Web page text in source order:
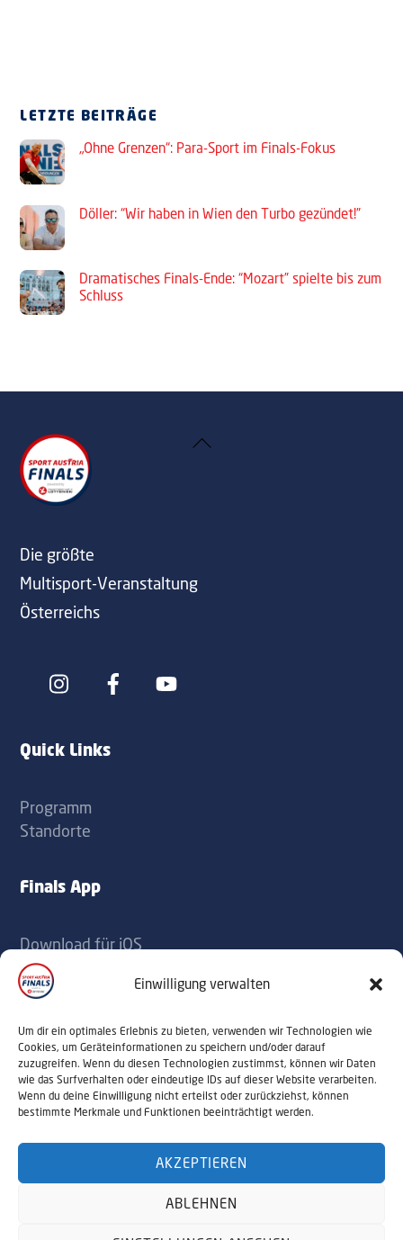
Einwilligung verwalten
Um dir ein optimales Erlebnis zu bieten, verwenden wir Technologien wie
Cookies, um Geräteinformationen zu speichern und/oder darauf
zuzugreifen. Wenn du diesen Technologien zustimmst, können wir Daten
wie das Surfverhalten oder eindeutige IDs auf dieser Website verarbeiten.
Wenn du deine Einwilligung nicht erteilst oder zurückziehst, können
bestimmte Merkmale und Funktionen beeinträchtigt werden.
AKZEPTIEREN
ABLEHNEN
LETZTE BEITRÄGE
„Ohne Grenzen“: Para-Sport im Finals-Fokus
Döller: “Wir haben in Wien den Turbo gezündet!”
Dramatisches Finals-Ende: “Mozart” spielte bis zum
Schluss
Back
Die größte
Multisport-Veranstaltung
Österreichs
Icon
Icon
Quick Links
Programm
Standorte
Finals App
Download für iOS
Download für Android
Kontakt
office@sportaustriafinals.at
+43 1 504 44 55
© 2026 Sport Austria Finals. Alle Rechte
vorbehalten. Webdesign by